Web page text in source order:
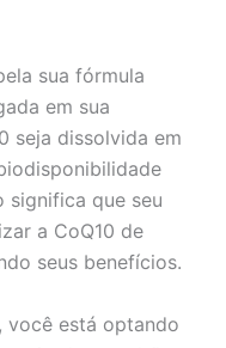
sua fórmula
em sua
seja dissolvida em
significa que seu
a CoQ10 de
seus benefícios.
você está optando